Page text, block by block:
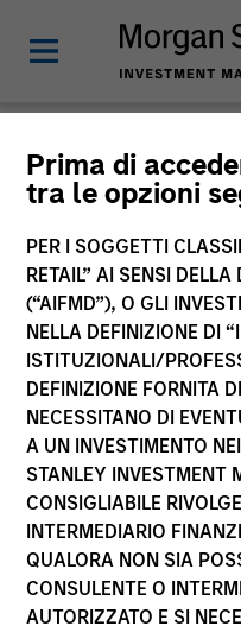
Prima di
tra le opzioni
PER I SOGGETTI
RETAIL” AI SENSI
(“AIFMD”), O GLI
NELLA DEFINIZIONE DI
ISTITUZIONALI/
DEFINIZIONE FORNITA
NECESSITANO DI
A UN INVESTIMENTO
STANLEY INVESTMENT
CONSIGLIABILE
INTERMEDIARIO
QUALORA NON SIA
CONSULENTE O
AUTORIZZATO E SI
Morgan
La presente
La performance passata
risultati futuri. I
per effetto delle
performance sono
patrimonio netto (NAV),
comprendono le
all’emissione e al